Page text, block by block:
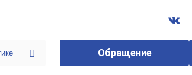
Обращение